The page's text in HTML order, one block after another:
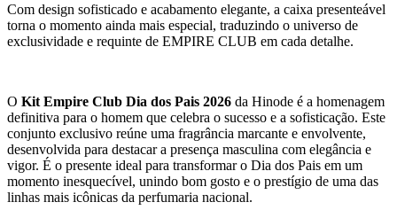
Com design sofisticado e acabamento elegante, a caixa presenteável
torna o momento ainda mais especial, traduzindo o universo de
exclusividade e requinte de EMPIRE CLUB em cada detalhe.
O Kit Empire Club Dia dos Pais 2026 da Hinode é a homenagem
definitiva para o homem que celebra o sucesso e a sofisticação. Este
conjunto exclusivo reúne uma fragrância marcante e envolvente,
desenvolvida para destacar a presença masculina com elegância e
vigor. É o presente ideal para transformar o Dia dos Pais em um
momento inesquecível, unindo bom gosto e o prestígio de uma das
linhas mais icônicas da perfumaria nacional.